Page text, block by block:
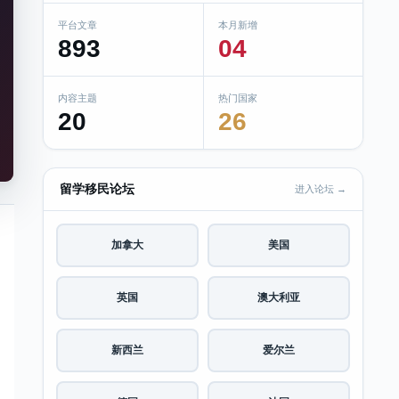
平台文章
893
本月新增
04
内容主题
20
热门国家
26
留学移民论坛 进入论坛 →
加拿大 美国
英国 澳大利亚
新西兰 爱尔兰